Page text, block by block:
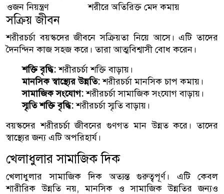
ওজন নিয়ন্ত্রণ
শরীরে অতিরিক্ত মেদ কমায়
সক্রিয় জীবন
শরীরচর্চা বয়স্কদের জীবনে সক্রিয়তা নিয়ে আসে। এটি তাদের
দৈনন্দিন কাজ সহজ করে। তারা আত্মবিশ্বাসী বোধ করেন।
শক্তি বৃদ্ধি:শরীরচর্চা শক্তি বাড়ায়।
মানসিক স্বাস্থ্যের উন্নতি:শরীরচর্চা মানসিক চাপ কমায়।
সামাজিক সংযোগ:শরীরচর্চা সামাজিক সংযোগ বাড়ায়।
স্মৃতি শক্তি বৃদ্ধি:শরীরচর্চা স্মৃতি বাড়ায়।
বয়স্কদের শরীরচর্চা জীবনের গুণগত মান উন্নত করে। তাদের
স্বাস্থ্যের জন্য এটি অপরিহার্য।
খেলাধুলার সামাজিক দিক
খেলাধুলার সামাজিক দিক অত্যন্ত গুরুত্বপূর্ণ। এটি কেবল
শারীরিক উন্নতি নয়, মানসিক ও সামাজিক উন্নতির জন্যও